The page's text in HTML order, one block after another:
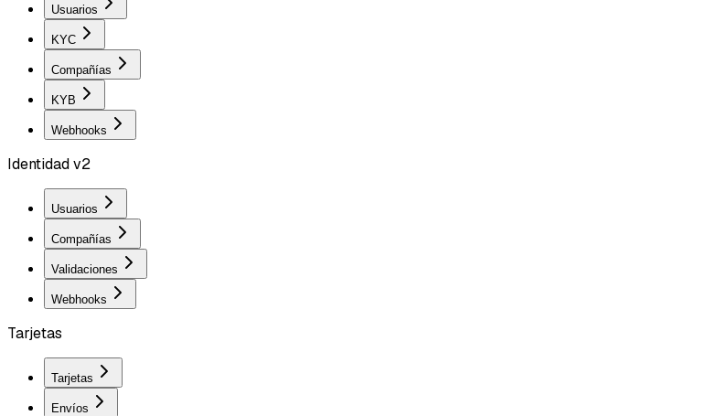
Usuarios
KYC
Compañías
KYB
Webhooks
Identidad v2
Usuarios
Compañías
Validaciones
Webhooks
Tarjetas
Tarjetas
Envíos